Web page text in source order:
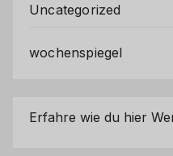
Uncategorized
wochenspiegel
Erfahre wie du hier